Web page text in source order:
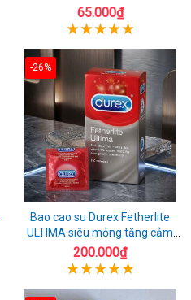
đôi
65.000₫
-26%
Bao cao su Durex Fetherlite
ULTIMA siêu mỏng tăng cảm
giác
200.000₫